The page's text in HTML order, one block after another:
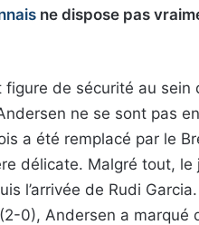
ne dispose pas
de sécurité au sein
ne se sont pas
a été remplacé par le
délicate. Malgré tout, le
l’arrivée de Rudi
0), Andersen a marqué